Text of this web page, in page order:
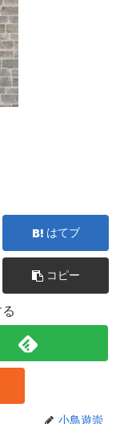
はてブ
コピー
小鳥遊崇